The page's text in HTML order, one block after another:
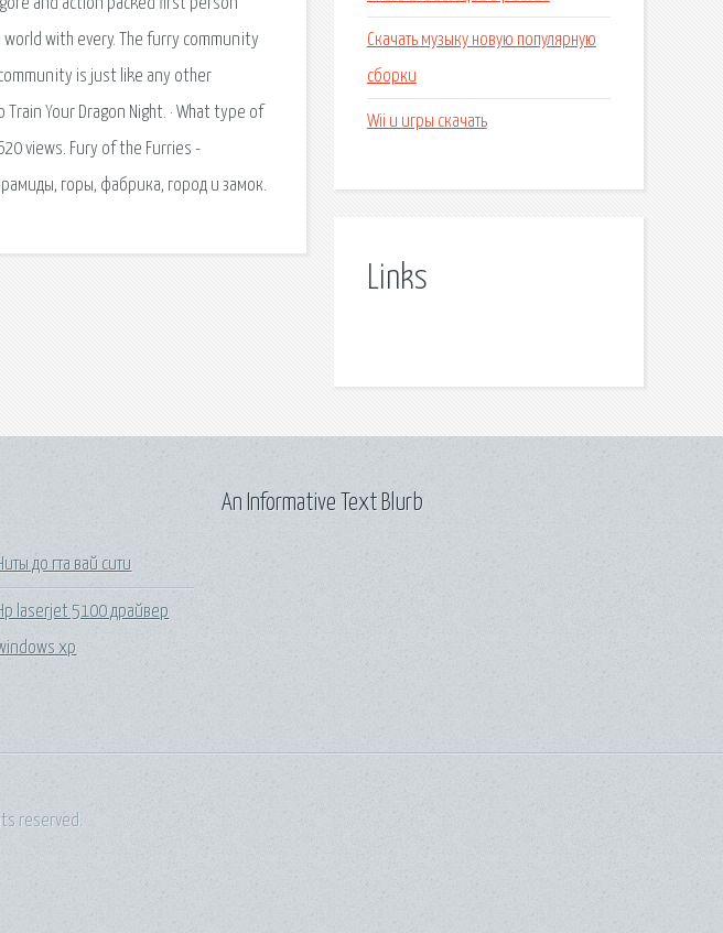
gore and action packed first person
with every. The furry community
is just like any other
Your Dragon Night. · What type of
views. Fury of the Furries -
горы, фабрика, город и замок.
Скачать музыку новую популярную
сборки
Wii u игры скачать
Links
до гта вай сити
laserjet 5100 драйвер
xp
An Informative Text Blurb
reserved.